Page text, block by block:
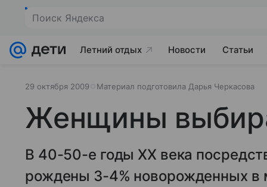
Поиск Яндекса
Летний отдых Новости Статьи
29 октября 2009 Материал подготовила Дарья Черкасова
Женщины
В 40-50-е годы ХХ века
рождены 3-4% новорожденных в